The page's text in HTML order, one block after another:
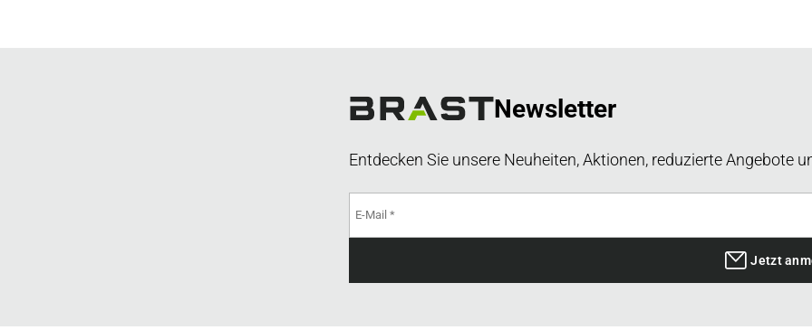
Newsletter
Entdecken Sie unsere Neuheiten, Aktionen, reduzierte Angebote
Jetzt